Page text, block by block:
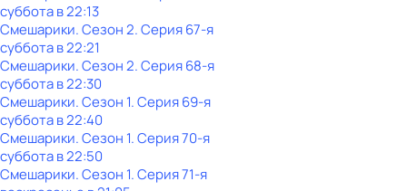
субботав22:13
Смешарики. Сезон 2. Серия 67-я
субботав22:21
Смешарики. Сезон 2. Серия 68-я
субботав22:30
Смешарики. Сезон 1. Серия 69-я
субботав22:40
Смешарики. Сезон 1. Серия 70-я
субботав22:50
Смешарики. Сезон 1. Серия 71-я